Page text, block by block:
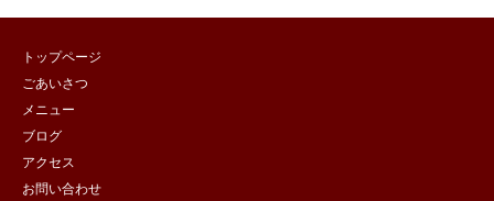
トップページ
ごあいさつ
メニュー
ブログ
アクセス
お問い合わせ